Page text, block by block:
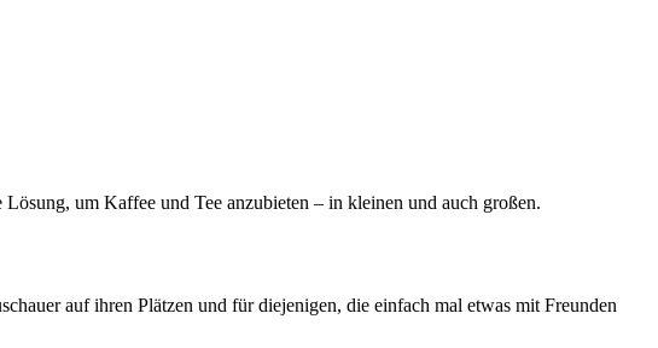
um Kaffee und Tee anzubieten – in kleinen und auch großen.
auf ihren Plätzen und für diejenigen, die einfach mal etwas mit Freunden